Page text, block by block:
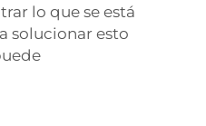
lo que se está
solucionar esto